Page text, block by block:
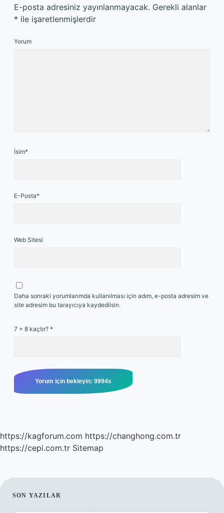
E-posta adresiniz yayınlanmayacak. Gerekli alanlar
* ile işaretlenmişlerdir
Yorum
İsim*
E-Posta*
Web Sitesi
Daha sonraki yorumlarımda kullanılması için adım, e-posta adresim ve
site adresim bu tarayıcıya kaydedilsin.
7 + 8 kaçtır? *
https://kagforum.com https://changhong.com.tr
https://cepi.com.tr Sitemap
SIDEBAR
SON YAZILAR